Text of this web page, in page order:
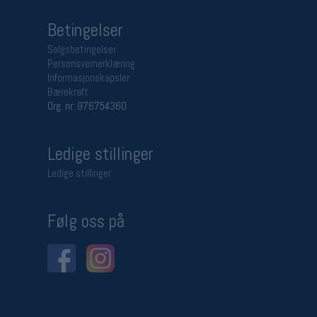
Betingelser
Salgsbetingelser
Personsvernerklæring
Informasjonskapsler
Bærekraft
Org. nr: 976754360
Ledige stillinger
Ledige stillinger
Følg oss på